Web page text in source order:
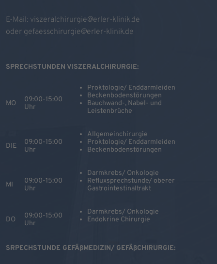
E-Mail: viszeralchirurgie@erler-klinik.de
oder gefaesschirurgie@erler-klinik.de
SPRECHSTUNDEN VISZERALCHIRURGIE:
MO
09:00-15:00
Uhr
Proktologie/ Enddarmleiden
Beckenbodenstörungen
Bauchwand-, Nabel- und
Leistenbrüche
DIE
09:00-15:00
Uhr
Allgemeinchirurgie
Proktologie/ Enddarmleiden
Beckenbodenstörungen
MI
09:00-15:00
Uhr
Darmkrebs/ Onkologie
Refluxsprechstunde/ oberer
Gastrointestinaltrakt
DO
09:00-15:00
Uhr
Darmkrebs/ Onkologie
Endokrine Chirurgie
SRPECHSTUNDE GEFÄßMEDIZIN/ GEFÄßCHIRURGIE: